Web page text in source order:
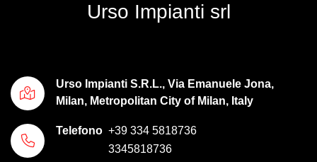
Urso Impianti srl
Urso Impianti S.R.L., Via Emanuele Jona,
Milan, Metropolitan City of Milan, Italy
Telefono +39 334 5818736
3345818736